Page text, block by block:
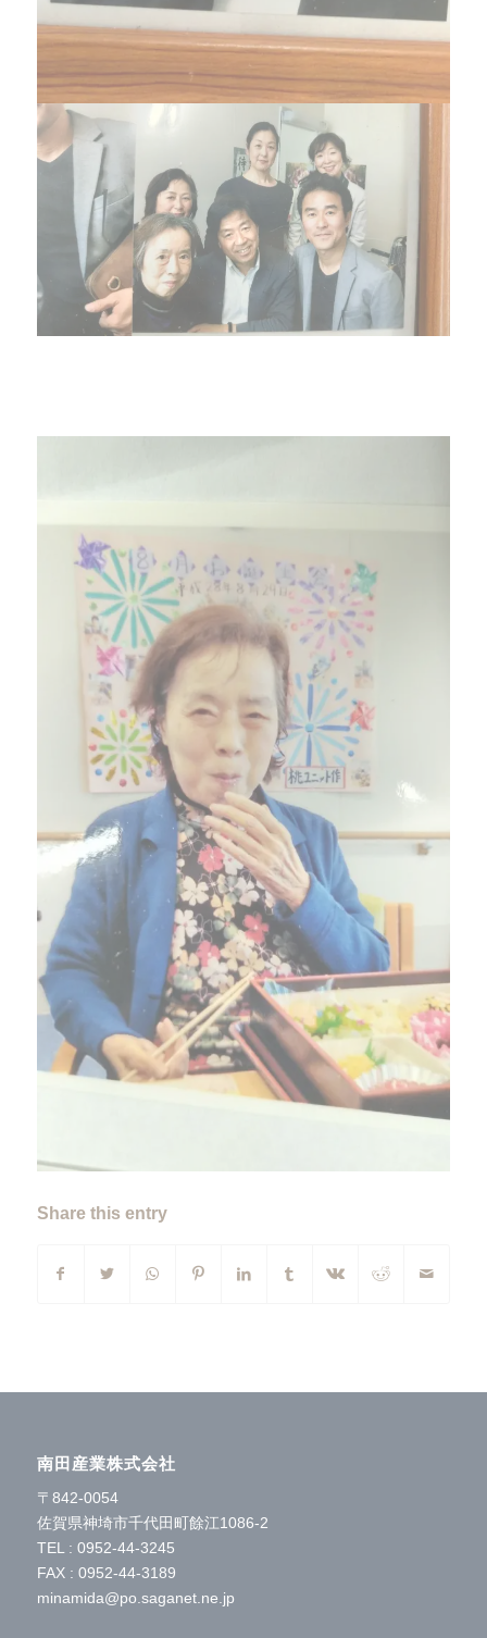
Share this entry
南田産業株式会社
〒842-0054
佐賀県神埼市千代田町餘江1086-2
TEL : 0952-44-3245
FAX : 0952-44-3189
minamida@po.saganet.ne.jp